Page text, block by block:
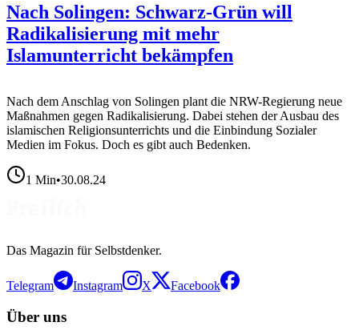
Nach Solingen: Schwarz-Grün will
Radikalisierung mit mehr
Islamunterricht bekämpfen
Nach dem Anschlag von Solingen plant die NRW-Regierung neue
Maßnahmen gegen Radikalisierung. Dabei stehen der Ausbau des
islamischen Religionsunterrichts und die Einbindung Sozialer
Medien im Fokus. Doch es gibt auch Bedenken.
1 Min•30.08.24
Das Magazin für Selbstdenker.
Telegram Instagram X Facebook
Über uns